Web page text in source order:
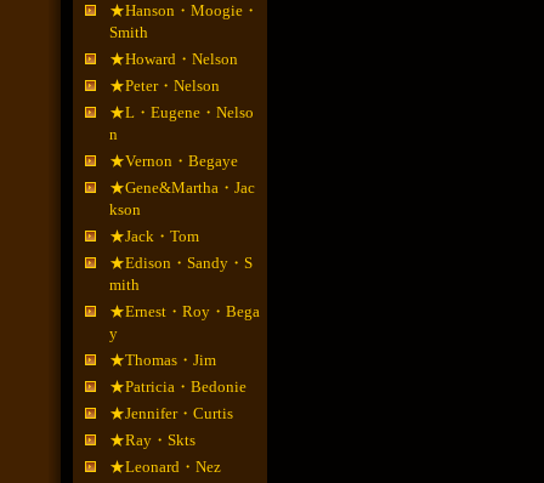
★Hanson・Moogie・
Smith
★Howard・Nelson
★Peter・Nelson
★L・Eugene・Nelso
n
★Vernon・Begaye
★Gene&Martha・Jac
kson
★Jack・Tom
★Edison・Sandy・S
mith
★Ernest・Roy・Bega
y
★Thomas・Jim
★Patricia・Bedonie
★Jennifer・Curtis
★Ray・Skts
★Leonard・Nez